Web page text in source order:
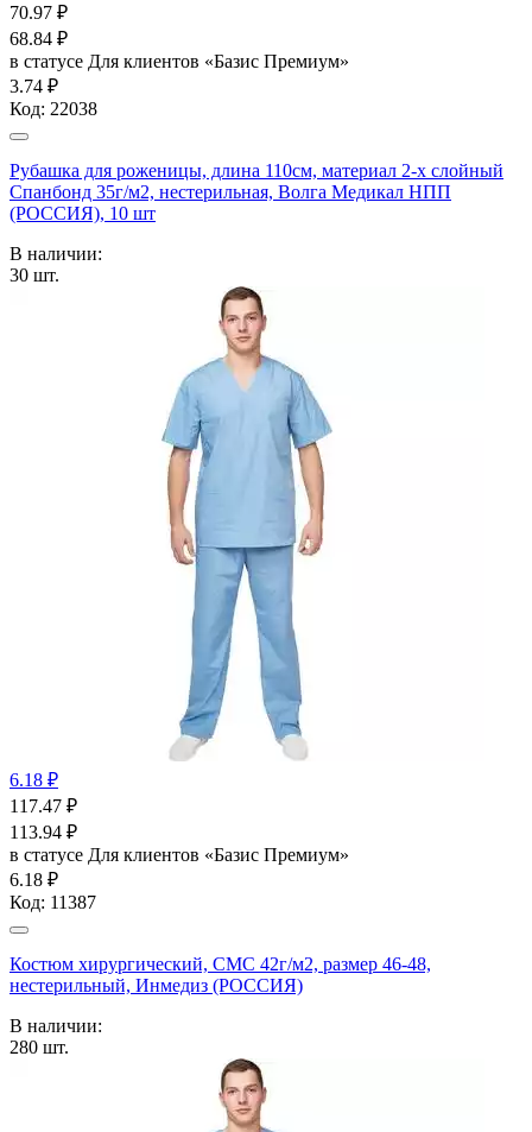
70.97 ₽
68.84 ₽
в статусе Для клиентов «Базис Премиум»
3.74 ₽
Код: 22038
Рубашка для роженицы, длина 110см, материал 2-х слойный
Спанбонд 35г/м2, нестерильная, Волга Медикал НПП
(РОССИЯ), 10 шт
В наличии:
30 шт.
6.18 ₽
117.47 ₽
113.94 ₽
в статусе Для клиентов «Базис Премиум»
6.18 ₽
Код: 11387
Костюм хирургический, СМС 42г/м2, размер 46-48,
нестерильный, Инмедиз (РОССИЯ)
В наличии:
280 шт.